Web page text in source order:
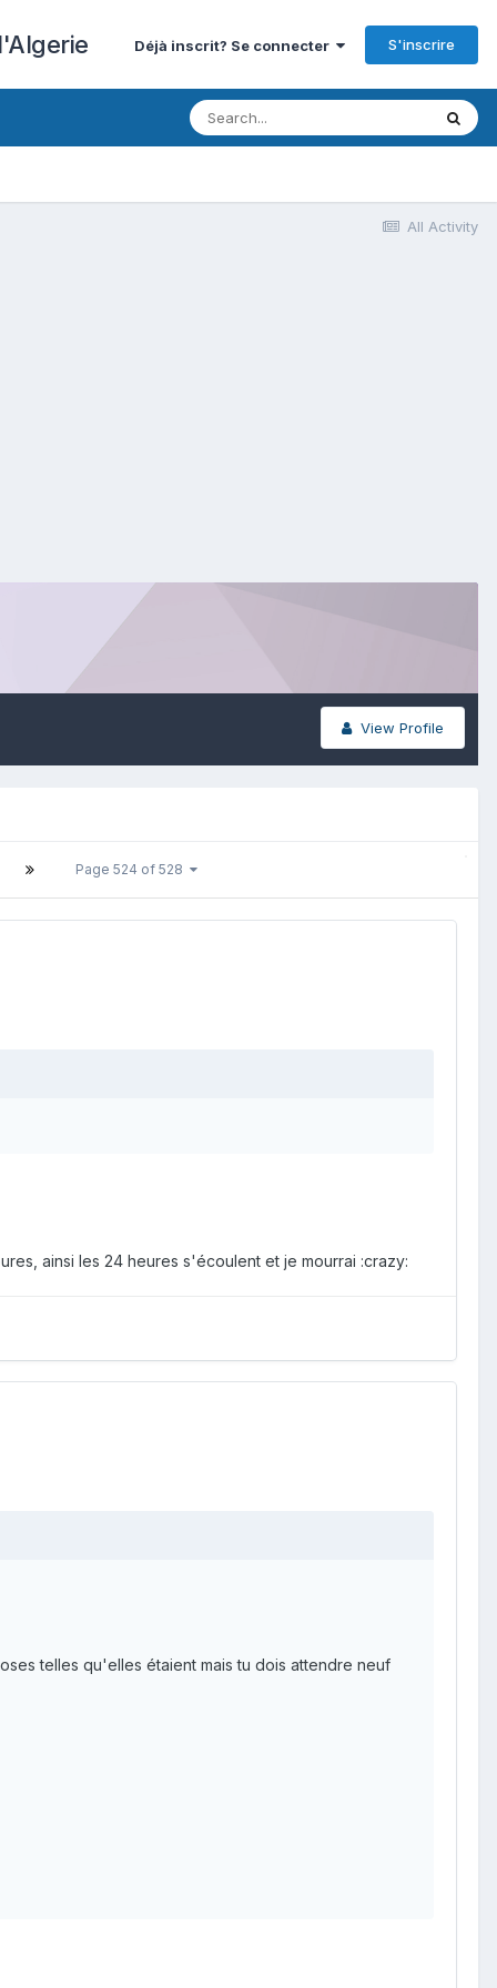
Déjà inscrit? Se connecter S'inscrire
All Activity
View Profile
Page 524 of 528
ainsi les 24 heures s'écoulent et je mourrai :crazy:
telles qu'elles étaient mais tu dois attendre neuf